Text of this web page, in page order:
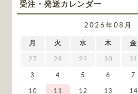
受注・発送カレンダー
2026年08月
月 火 水 木 金
27 28 29 30 31
3 4 5 6 7
10 11 12 13 14